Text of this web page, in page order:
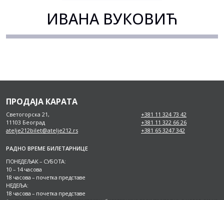
ИВАНА ВУКОВИЋ
ПРОДАЈА КАРАТА
Светогорска 21,
11103 Београд
atelje212bilet@atelje212.rs
+381 11 324 73 42
+381 11 322 66 26
+381 65 3247 342
РАДНО ВРЕМЕ БИЛЕТАРНИЦЕ
ПОНЕДЕЉАК – СУБОТА:
10 – 14 часова
18 часова – почетка представе
НЕДЕЉА:
18 часова – почетка представе